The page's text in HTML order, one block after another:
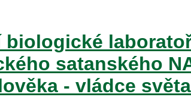
satanského
- vládce